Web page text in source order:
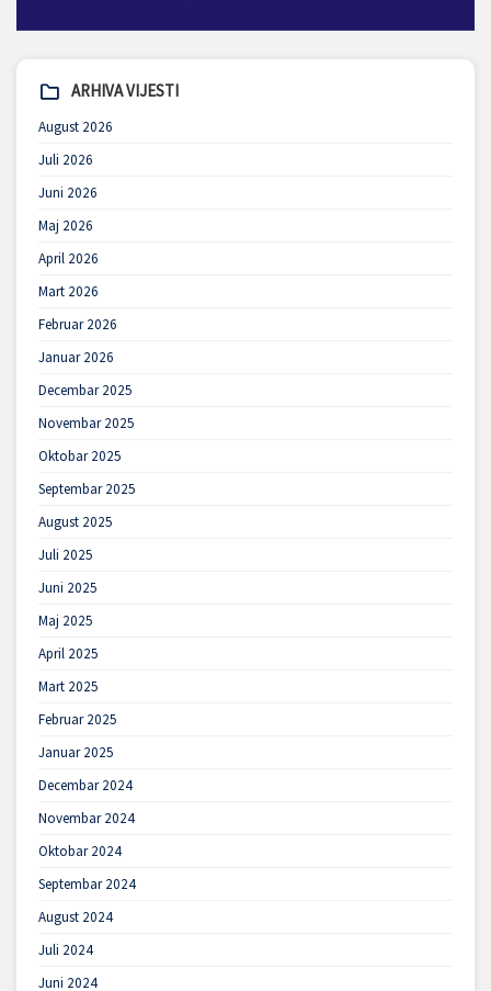
ARHIVA VIJESTI
August 2026
Juli 2026
Juni 2026
Maj 2026
April 2026
Mart 2026
Februar 2026
Januar 2026
Decembar 2025
Novembar 2025
Oktobar 2025
Septembar 2025
August 2025
Juli 2025
Juni 2025
Maj 2025
April 2025
Mart 2025
Februar 2025
Januar 2025
Decembar 2024
Novembar 2024
Oktobar 2024
Septembar 2024
August 2024
Juli 2024
Juni 2024